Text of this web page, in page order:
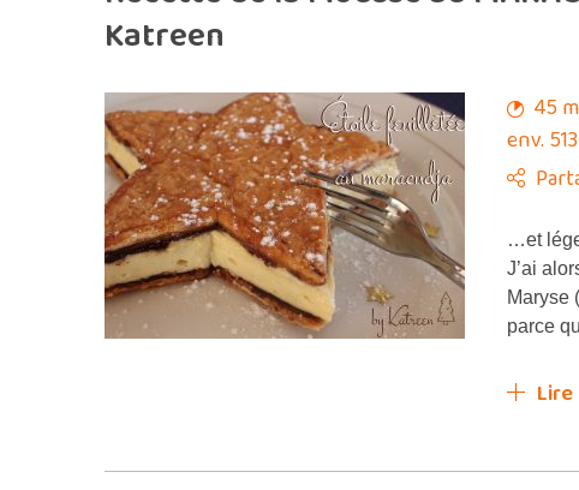
Katreen
45
env.
…et
J’ai
Maryse
parce